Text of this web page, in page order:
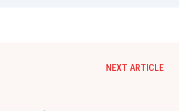
NEXT ARTICLE